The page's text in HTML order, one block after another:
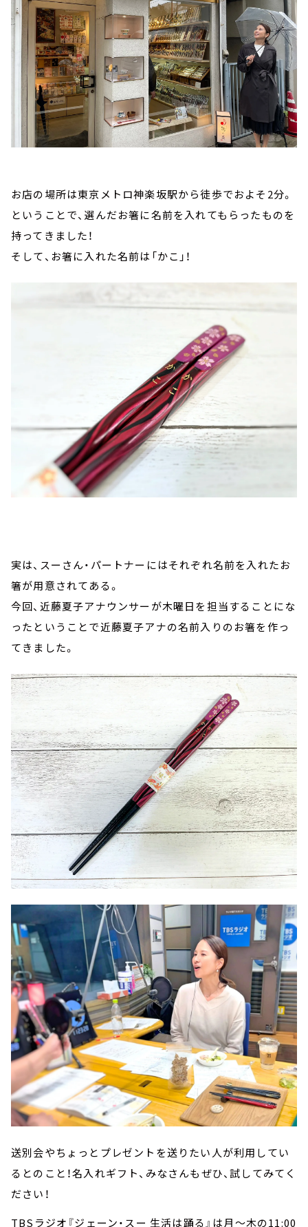
お店の場所は東京メトロ神楽坂駅から徒歩でおよそ2分。
ということで、選んだお箸に名前を入れてもらったものを
持ってきました！
そして、お箸に入れた名前は「かこ」！
実は、スーさん・パートナーにはそれぞれ名前を入れたお
箸が用意されてある。
今回、近藤夏子アナウンサーが木曜日を担当することにな
ったということで近藤夏子アナの名前入りのお箸を作っ
てきました。
送別会やちょっとプレゼントを送りたい人が利用してい
るとのこと！名入れギフト、みなさんもぜひ、試してみてく
ださい！
TBSラジオ『ジェーン・スー 生活は踊る』は月～木の11:00